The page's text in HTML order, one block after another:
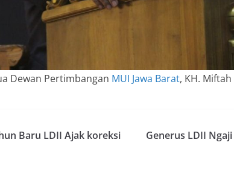
Dewan Pertimbangan MUI Jawa Barat, KH.
Baru LDII Ajak koreksi
Generus LDII